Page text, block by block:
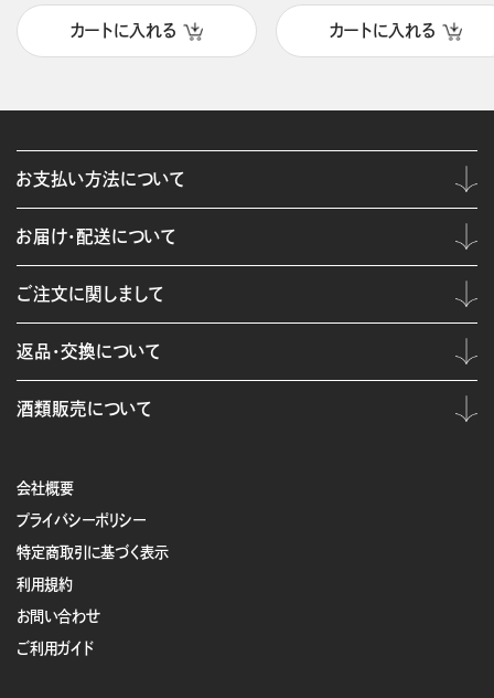
カートに入れる カートに入れる
会社概要
プライバシーポリシー
特定商取引に基づく表示
利用規約
お問い合わせ
ご利用ガイド
お支払い方法について
お届け・配送について
ご注文に関しまして
返品・交換について
酒類販売について